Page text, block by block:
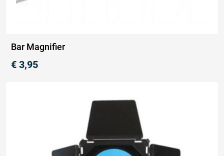
Bar Magnifier
€ 3,95